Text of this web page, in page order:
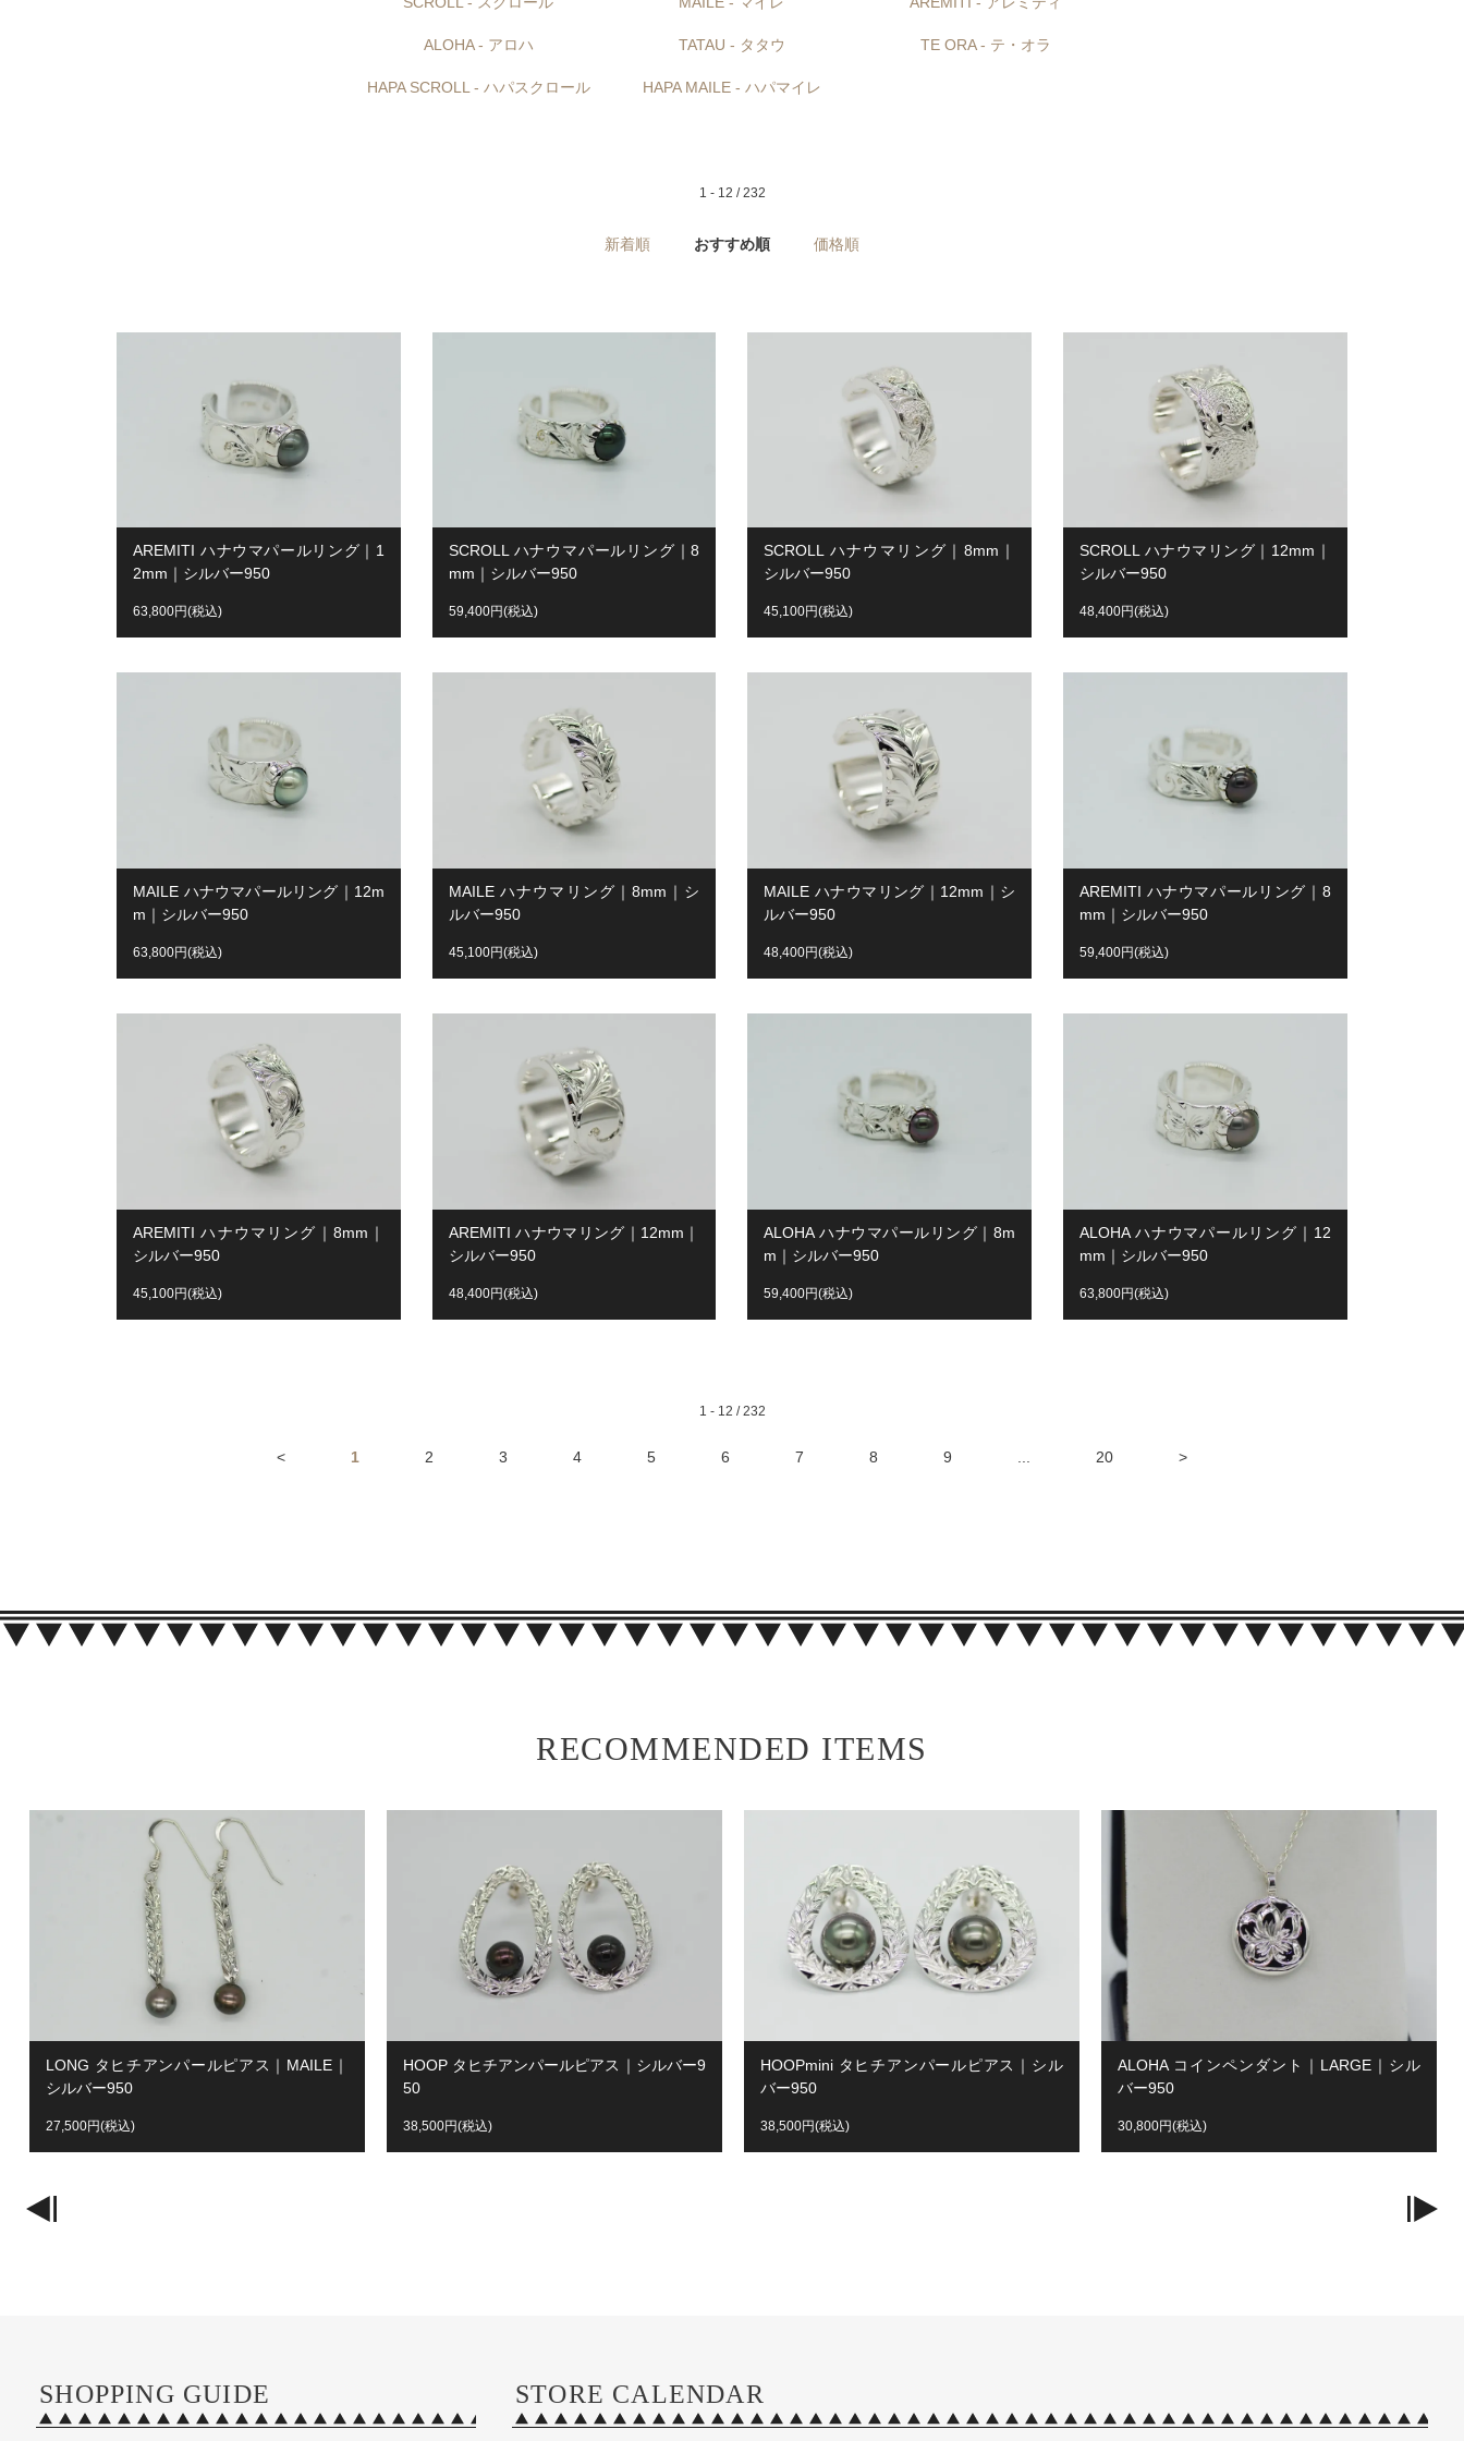
ALOHA - アロハ TATAU - タタウ TE ORA - テ・オラ
HAPA SCROLL - ハパスクロール HAPA MAILE - ハパマイレ
1 - 12 / 232
新着順 おすすめ順 価格順
AREMITI ハナウマパールリング｜1
2mm｜シルバー950
63,800円(税込)
SCROLL ハナウマパールリング｜8
mm｜シルバー950
59,400円(税込)
SCROLL ハナウマリング｜8mm｜
シルバー950
45,100円(税込)
SCROLL ハナウマリング｜12mm｜
シルバー950
48,400円(税込)
MAILE ハナウマパールリング｜12m
m｜シルバー950
63,800円(税込)
MAILE ハナウマリング｜8mm｜シ
ルバー950
45,100円(税込)
MAILE ハナウマリング｜12mm｜シ
ルバー950
48,400円(税込)
AREMITI ハナウマパールリング｜8
mm｜シルバー950
59,400円(税込)
AREMITI ハナウマリング｜8mm｜
シルバー950
45,100円(税込)
AREMITI ハナウマリング｜12mm｜
シルバー950
48,400円(税込)
ALOHA ハナウマパールリング｜8m
m｜シルバー950
59,400円(税込)
ALOHA ハナウマパールリング｜12
mm｜シルバー950
63,800円(税込)
1 - 12 / 232
< 1 2 3 4 5 6 7 8 9 ... 20 >
RECOMMENDED ITEMS
LONG タヒチアンパールピアス｜MAILE｜
シルバー950
27,500円(税込)
HOOP タヒチアンパールピアス｜シルバー9
50
38,500円(税込)
HOOPmini タヒチアンパールピアス｜シル
バー950
38,500円(税込)
ALOHA コインペンダント｜LARGE｜シル
バー950
30,800円(税込)
SHOPPING GUIDE STORE CALENDAR